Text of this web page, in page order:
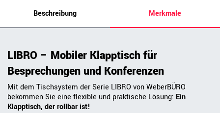
Beschreibung Merkmale
LIBRO – Mobiler Klapptisch für
Besprechungen und Konferenzen
Mit dem Tischsystem der Serie LIBRO von WeberBÜRO
bekommen Sie eine flexible und praktische Lösung: Ein
Klapptisch, der rollbar ist!